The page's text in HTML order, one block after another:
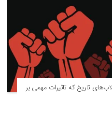
تاریخ که تاثیرات مهمی بر